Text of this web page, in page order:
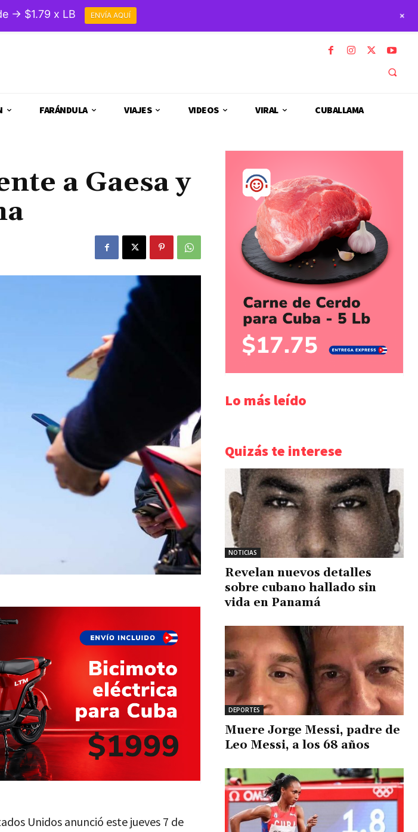
FARÁNDULA VIAJES VIDEOS VIRAL CUBALLAMA
a Gaesa y
Unidos anunció este jueves 7 de
Lo más leído
Quizás te interese
NOTICIAS
Revelan nuevos detalles
sobre cubano hallado sin
vida en Panamá
DEPORTES
Muere Jorge Messi, padre de
Leo Messi, a los 68 años
→ $1.79 x LB ENVÍA AQUÍ +